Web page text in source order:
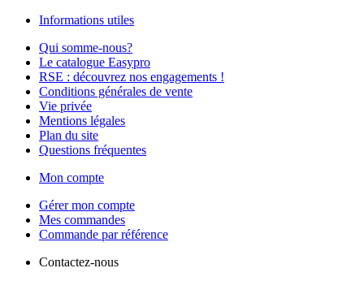
Informations utiles
Qui somme-nous?
Le catalogue Easypro
RSE : découvrez nos engagements !
Conditions générales de vente
Vie privée
Mentions légales
Plan du site
Questions fréquentes
Mon compte
Gérer mon compte
Mes commandes
Commande par référence
Contactez-nous